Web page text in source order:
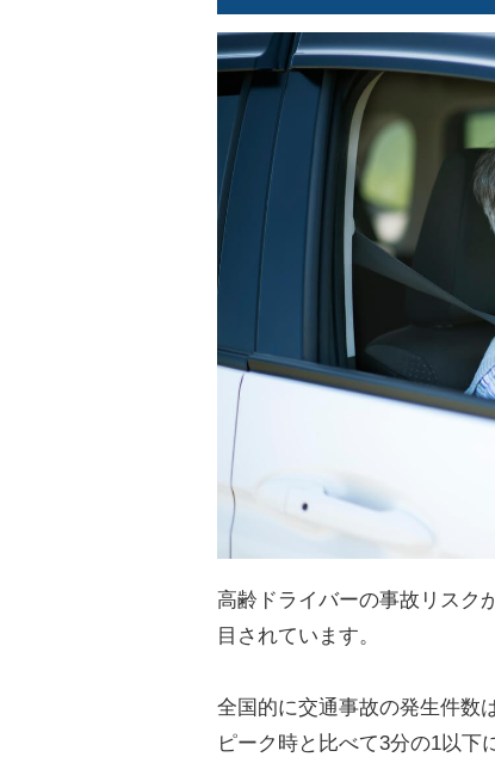
高齢ドライバーの事故リスク
目されています。
全国的に交通事故の発生件数
ピーク時と比べて3分の1以下